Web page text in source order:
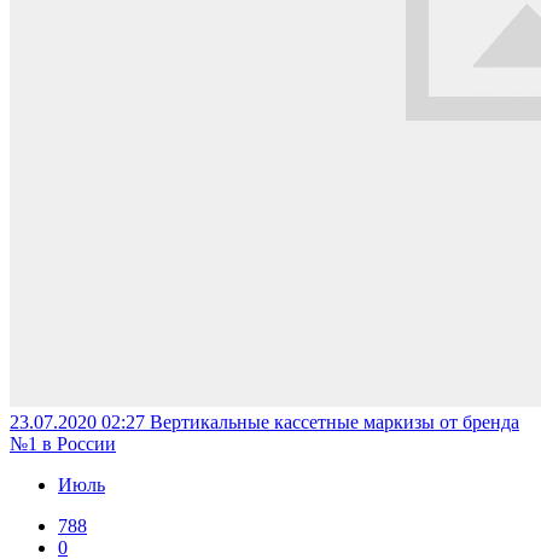
23.07.2020 02:27 Вертикальные кассетные маркизы от бренда
№1 в России
Июль
788
0